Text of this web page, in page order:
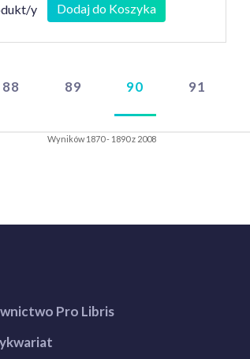
y Dodaj do Koszyka
88 89 90 91
Wyników 1870 - 1890 z 2008
Pro Libris